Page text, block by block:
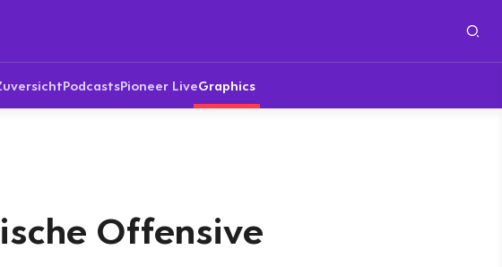
PodcastsPioneer LiveGraphics
Offensive